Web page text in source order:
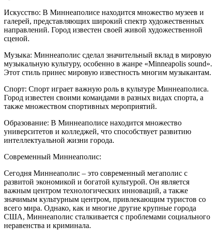
Искусство: В Миннеаполисе находится множество музеев и
галерей, представляющих широкий спектр художественных
направлений. Город известен своей живой художественной
сценой.
Музыка: Миннеаполис сделал значительный вклад в мировую
музыкальную культуру, особенно в жанре «Minneapolis sound».
Этот стиль принес мировую известность многим музыкантам.
Спорт: Спорт играет важную роль в культуре Миннеаполиса.
Город известен своими командами в разных видах спорта, а
также множеством спортивных мероприятий.
Образование: В Миннеаполисе находится множество
университетов и колледжей, что способствует развитию
интеллектуальной жизни города.
Современный Миннеаполис:
Сегодня Миннеаполис – это современный мегаполис с
развитой экономикой и богатой культурой. Он является
важным центром технологических инноваций, а также
значимым культурным центром, привлекающим туристов со
всего мира. Однако, как и многие другие крупные города
США, Миннеаполис сталкивается с проблемами социального
неравенства и криминала.